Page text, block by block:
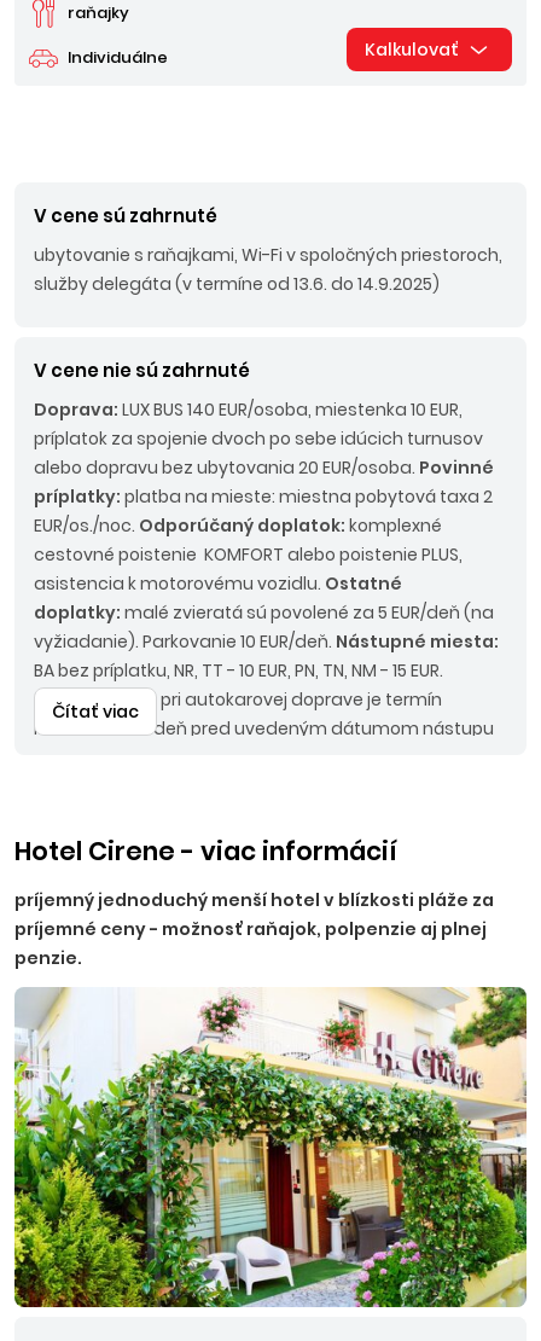
Individuálne
raňajky
Kalkulovať
V cene sú zahrnuté
ubytovanie s raňajkami, Wi-Fi v spoločných priestoroch,
služby delegáta (v termíne od 13.6. do 14.9.2025)
V cene nie sú zahrnuté
Doprava: LUX BUS 140 EUR/osoba, miestenka 10 EUR,
príplatok za spojenie dvoch po sebe idúcich turnusov
alebo dopravu bez ubytovania 20 EUR/osoba. Povinné
príplatky: platba na mieste: miestna pobytová taxa 2
EUR/os./noc. Odporúčaný doplatok: komplexné
cestovné poistenie KOMFORT alebo poistenie PLUS,
asistencia k motorovému vozidlu. Ostatné
doplatky: malé zvieratá sú povolené za 5 EUR/deň (na
vyžiadanie). Parkovanie 10 EUR/deň. Nástupné miesta:
BA bez príplatku, NR, TT - 10 EUR, PN, TN, NM - 15 EUR.
Upozornenie:pri autokarovej doprave je termín
nástupu vždy deň pred uvedeným dátumom nástupu
firemné zľavy.
Čítať viac
Hotel Cirene - viac informácií
príjemný jednoduchý menší hotel v blízkosti pláže za
príjemné ceny - možnosť raňajok, polpenzie aj plnej
penzie.